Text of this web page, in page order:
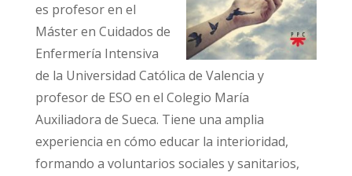
es profesor en el
Máster en Cuidados de
Enfermería Intensiva
de la Universidad Católica de Valencia y
profesor de ESO en el Colegio María
Auxiliadora de Sueca. Tiene una amplia
experiencia en cómo educar la interioridad,
formando a voluntarios sociales y sanitarios,